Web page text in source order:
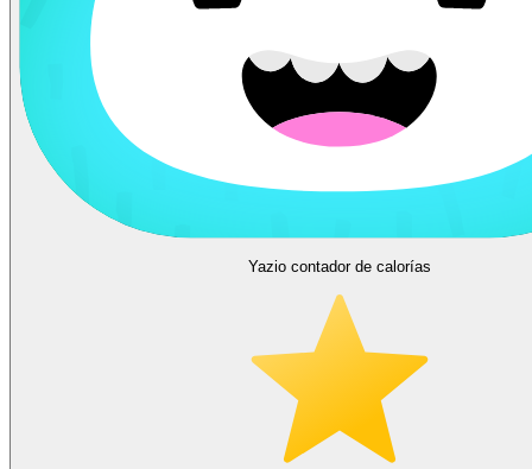
Yazio contador de calorías